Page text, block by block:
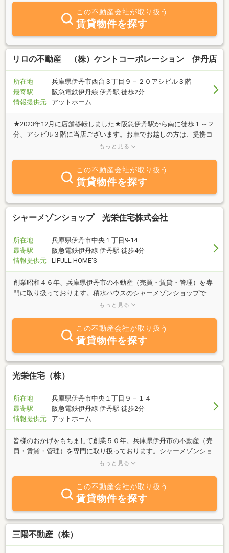
け、お孫様の代までお付き合いできるよう社員一同心がけておりま
す！不動産の事なら賃貸・売買はもちろんお引越しの手配までサポ
この不動産会社が取り扱う
賃貸物件を探す
リロの不動産 （株）ケントコーポレーション 伊丹店
所在地
兵庫県伊丹市西台３丁目９－２０アシビル３階
最寄駅
阪急電鉄伊丹線 伊丹駅 徒歩2分
情報提供元
アットホーム
★2023年12月に店舗移転しました★阪急伊丹駅から南に徒歩１～２
分、アシビル３階に当店ございます。お車でお越しの方は、提携コ
インパーキング『タイムズ』さんへ！ご来店の際に、駐車券または
もっと見る
この不動産会社が取り扱う
賃貸物件を探す
シャーメゾンショップ 光栄住宅株式会社
所在地
兵庫県伊丹市中央１丁目9-14
最寄駅
阪急電鉄伊丹線 伊丹駅 徒歩4分
情報提供元
LIFULL HOME'S
創業昭和４６年、兵庫県伊丹市の不動産（売買・賃貸・管理）を専
門に取り扱っております。積水ハウスのシャーメゾンショップで
す。新築・専任物件多数ございますので、お気軽にお問合せくださ
もっと見る
この不動産会社が取り扱う
賃貸物件を探す
光栄住宅（株）
所在地
兵庫県伊丹市中央１丁目９－１４
最寄駅
阪急電鉄伊丹線 伊丹駅 徒歩2分
情報提供元
アットホーム
皆様のおかげをもちまして創業５０年。兵庫県伊丹市の不動産（売
買・賃貸・管理）を専門に取り扱っております。シャーメゾンショ
ップとは積水ハウスの賃貸住宅の正規取次店です。一度弊社のオリ
もっと見る
この不動産会社が取り扱う
賃貸物件を探す
三陽不動産（株）